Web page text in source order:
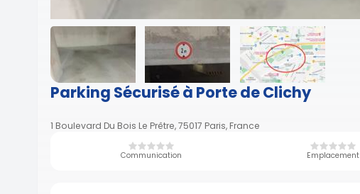
Parking Sécurisé à Porte de Clichy
1 Boulevard Du Bois Le Prêtre, 75017 Paris, France
Communication Emplacement